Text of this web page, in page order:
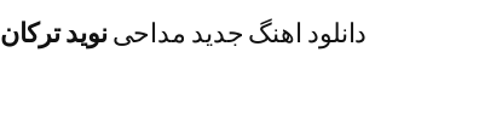
دانلود اهنگ جدید مداحینوید ترکان